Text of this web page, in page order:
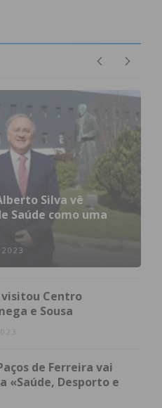
Silva vê
Saúde como uma
visitou Centro
e Sousa
de Ferreira vai
«Saúde, Desporto e